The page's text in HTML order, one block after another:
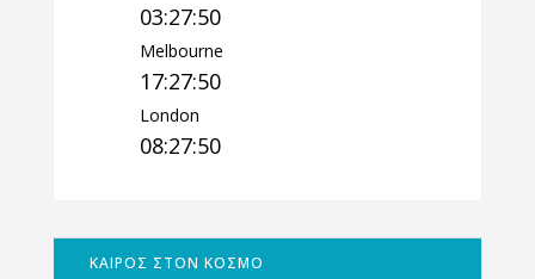
03:27:51
Melbourne
17:27:51
London
08:27:51
ΚΑΙΡΟΣ ΣΤΟΝ ΚΟΣΜΟ